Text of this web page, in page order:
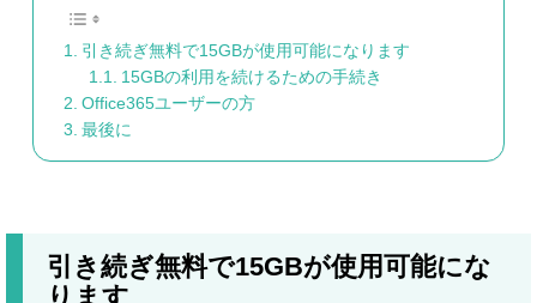
引き続ぎ無料で15GBが使用可能になります
15GBの利用を続けるための手続き
Office365ユーザーの方
最後に
引き続ぎ無料で15GBが使用可能にな
ります